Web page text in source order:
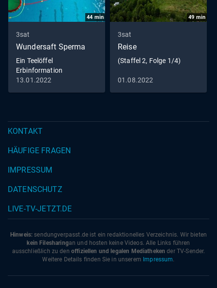
44 min
3sat
Wundersaft Sperma
Ein Teelöffel
Erbinformation
13.01.2022
49 min
3sat
Reise
(Staffel 2, Folge 1/4)
01.08.2022
KONTAKT
HÄUFIGE FRAGEN
IMPRESSUM
DATENSCHUTZ
LIVE-TV-JETZT.DE
Hinweis: sendungverpasst.de ist ein redaktionelles Verzeichnis. Wir bieten
kein Filesharingan und hosten keine Videos. Alle Links führen
ausschließlich zu den offiziellen und legalen Mediatheken der TV-Sender.
Weitere Details finden Sie in unserem Impressum.